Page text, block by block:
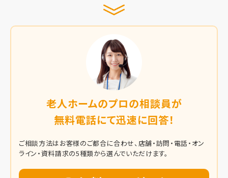
老人ホームのプロの相談員が
無料電話にて迅速に回答！
ご相談方法はお客様のご都合に合わせ、店舗・訪問・電話・オン
ライン・資料請求の5種類から選んでいただけます。